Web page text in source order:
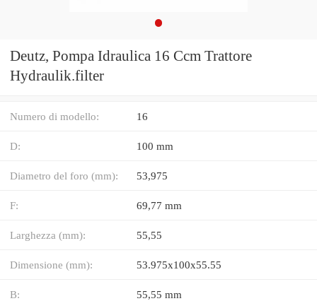
Deutz, Pompa Idraulica 16 Ccm Trattore
Hydraulik.filter
Numero di modello: 16
D: 100 mm
Diametro del foro (mm): 53,975
F: 69,77 mm
Larghezza (mm): 55,55
Dimensione (mm): 53.975x100x55.55
B: 55,55 mm